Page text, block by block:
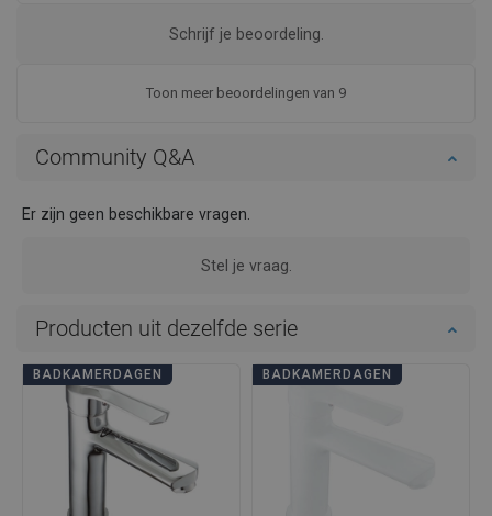
Toon meer beoordelingen van 9
Schrijf je beoordeling.
Community Q&A
Er zijn geen beschikbare vragen.
Stel je vraag.
Producten uit dezelfde serie
BADKAMERDAGEN BADKAMERDAGEN